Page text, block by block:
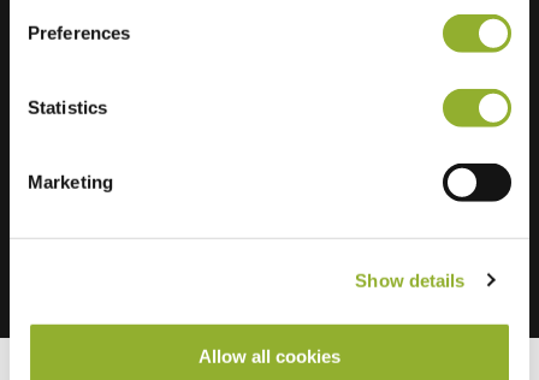
Preferences
Statistics
Marketing
Show details
Allow all cookies